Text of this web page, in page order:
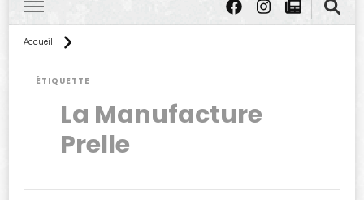
Accueil
ÉTIQUETTE
La Manufacture
Prelle